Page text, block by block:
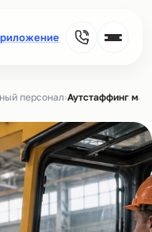
персонал›Аутстаффинг